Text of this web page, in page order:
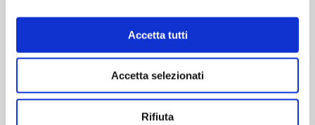
Accetta tutti
Accetta selezionati
Rifiuta
HERNIAMESH® S.r.l.
Area riservata